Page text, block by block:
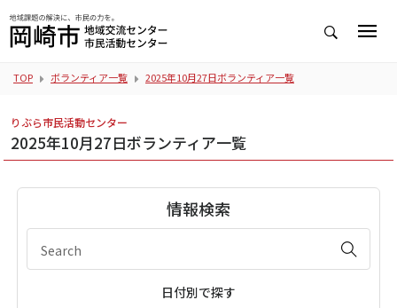
TOP ボランティア一覧 2025年10月27日ボランティア一覧
りぶら市民活動センター
2025年10月27日ボランティア一覧
情報検索
日付別で探す